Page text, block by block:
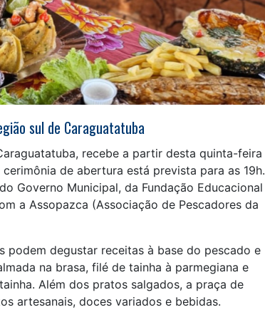
sul de Caraguatatuba
recebe a partir desta quinta-feira
de abertura está prevista para as 19h.
Governo Municipal, da Fundação Educacional
a Assopazca (Associação de Pescadores da
podem degustar receitas à base do pescado e
na brasa, filé de tainha à parmegiana e
Além dos pratos salgados, a praça de
artesanais, doces variados e bebidas.